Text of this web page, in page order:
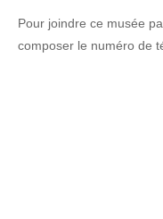
Pour joindre ce musée
composer le numéro de